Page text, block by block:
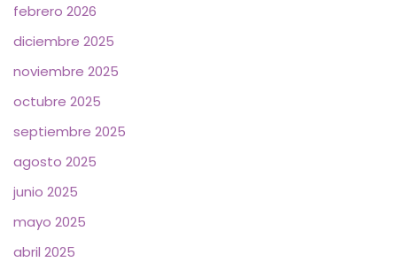
febrero 2026
diciembre 2025
noviembre 2025
octubre 2025
septiembre 2025
agosto 2025
junio 2025
mayo 2025
abril 2025